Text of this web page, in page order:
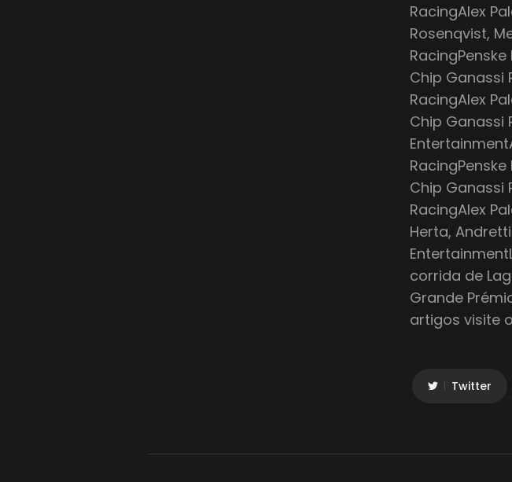
RacingAlex
Rosenqvist,
Chip Ganassi
RacingAlex
Chip Ganassi
Chip Ganassi
RacingAlex
Herta,
corrida de
Grande
artigos visite
Twitter